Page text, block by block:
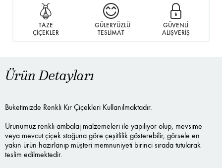
TAZE
ÇİÇEKLER
GÜLERYÜZLÜ
TESLİMAT
GÜVENLİ
ALIŞVERİŞ
Ürün Detayları
Buketimizde Renkli Kır Çiçekleri Kullanılmaktadır.
Ürünümüz renkli ambalaj malzemeleri ile yapılıyor olup, mevsime
veya mevcut çiçek stoğuna göre çeşitlilik gösterebilir, görsele en
yakın ürün hazırlanıp müşteri memnuniyeti birinci sırada tutularak
teslim edilmektedir.